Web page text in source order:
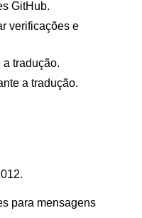
GitHub.
verificações e
a tradução.
a tradução.
para mensagens